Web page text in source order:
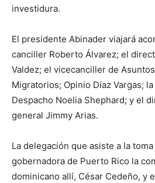
investidura.
El presidente Abinader viajará
canciller Roberto Álvarez; el
Valdez; el vicecanciller de
Migratorios; Opinio Díaz Vargas;
Despacho Noelia Shephard; y el
general Jimmy Arias.
La delegación que asiste a la
gobernadora de Puerto Rico la
dominicano allí, César Cedeño, y